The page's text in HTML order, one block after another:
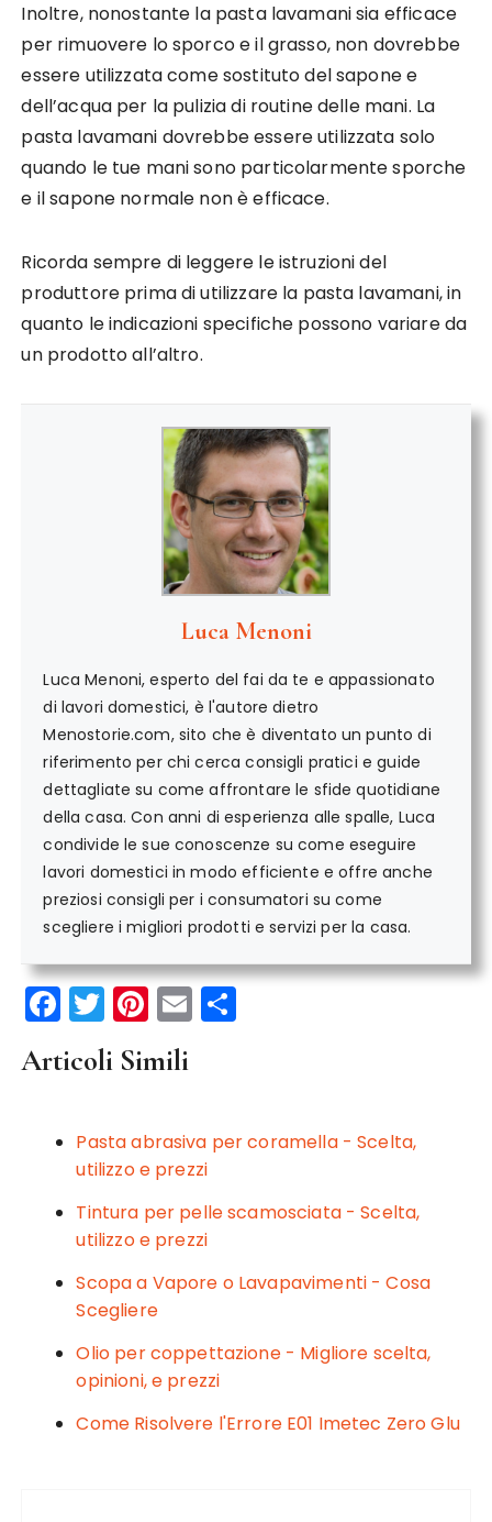
Inoltre, nonostante la pasta lavamani sia efficace
per rimuovere lo sporco e il grasso, non dovrebbe
essere utilizzata come sostituto del sapone e
dell’acqua per la pulizia di routine delle mani. La
pasta lavamani dovrebbe essere utilizzata solo
quando le tue mani sono particolarmente sporche
e il sapone normale non è efficace.
Ricorda sempre di leggere le istruzioni del
produttore prima di utilizzare la pasta lavamani, in
quanto le indicazioni specifiche possono variare da
un prodotto all’altro.
Luca Menoni
Luca Menoni, esperto del fai da te e appassionato
di lavori domestici, è l'autore dietro
Menostorie.com, sito che è diventato un punto di
riferimento per chi cerca consigli pratici e guide
dettagliate su come affrontare le sfide quotidiane
della casa. Con anni di esperienza alle spalle, Luca
condivide le sue conoscenze su come eseguire
lavori domestici in modo efficiente e offre anche
preziosi consigli per i consumatori su come
scegliere i migliori prodotti e servizi per la casa.
F
a
c
b
o
o
k
T
w
it
r
Pi
n
te
st
E
vi
Articoli Simili
Pasta abrasiva per coramella - Scelta,
utilizzo e prezzi
Tintura per pelle scamosciata - Scelta,
utilizzo e prezzi
Scopa a Vapore o Lavapavimenti - Cosa
Scegliere
Olio per coppettazione - Migliore scelta,
opinioni, e prezzi
Come Risolvere l'Errore E01 Imetec Zero Glu​​